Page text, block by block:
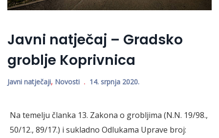
Javni natječaj – Gradsko
groblje Koprivnica
Javni natječaji, Novosti 14. srpnja 2020.
Na temelju članka 13. Zakona o grobljima (N.N. 19/98.,
50/12., 89/17.) i sukladno Odlukama Uprave broj: